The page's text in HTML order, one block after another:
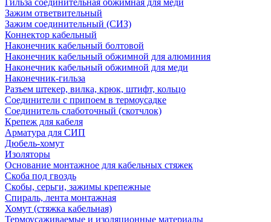
Гильза соединительная обжимная для меди
Зажим ответвительный
Зажим соединительный (СИЗ)
Коннектор кабельный
Наконечник кабельный болтовой
Наконечник кабельный обжимной для алюминия
Наконечник кабельный обжимной для меди
Наконечник-гильза
Разъем штекер, вилка, крюк, штифт, кольцо
Соединители с припоем в термоусадке
Соединитель слаботочный (скотчлок)
Крепеж для кабеля
Арматура для СИП
Дюбель-хомут
Изоляторы
Основание монтажное для кабельных стяжек
Скоба под гвоздь
Скобы, серьги, зажимы крепежные
Спираль, лента монтажная
Хомут (стяжка кабельная)
Термоусаживаемые и изоляционные материалы